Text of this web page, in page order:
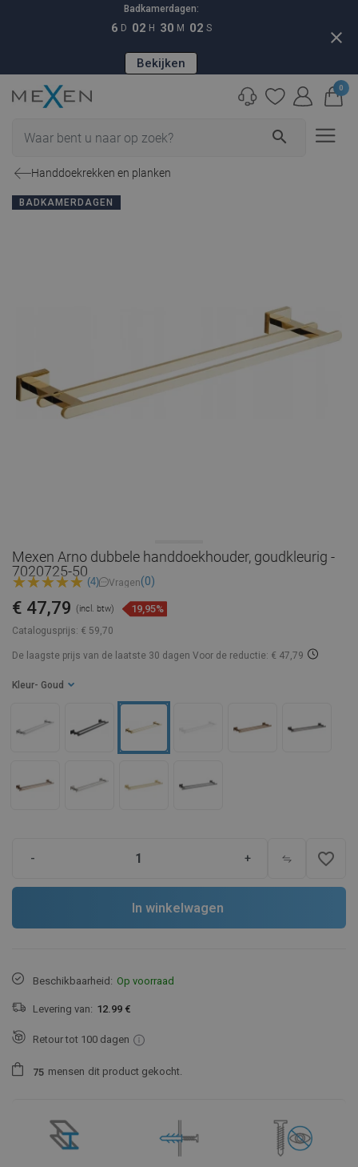
Badkamerdagen:
6 D 02 H 30 M 01 S
Bekijken
close
search
0
Handdoekrekken en planken
BADKAMERDAGEN
Mexen Arno dubbele handdoekhouder, goudkleurig -
7020725-50
(4) Vragen(0)
Catalogusprijs: € 59,70
€ 47,79 (incl. btw) 19,95%
De laagste prijs van de laatste 30 dagen Voor de reductie: € 47,79
Kleur - Goud
- + favorite_border
In winkelwagen
Beschikbaarheid: Op voorraad
Levering van: 12.99 €
Retour tot 100 dagen
75 mensen dit product gekocht.